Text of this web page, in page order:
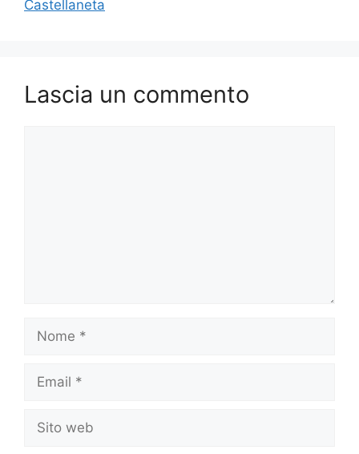
Castellaneta
Lascia un commento
Nome
Email
Sito
web